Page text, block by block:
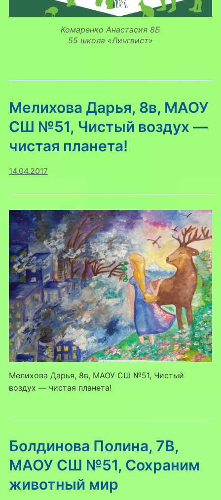
Комаренко Анастасия 8Б
55 школа «Лингвист»
Мелихова Дарья, 8в, МАОУ
СШ №51, Чистый воздух —
чистая планета!
14.04.2017
Мелихова Дарья, 8в, МАОУ СШ №51, Чистый
воздух — чистая планета!
Болдинова Полина, 7В,
МАОУ СШ №51, Сохраним
животный мир